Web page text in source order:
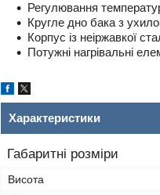
Регулювання
Кругле дно бака з
Корпус із неіржавкої
Потужні нагрівальні
Характеристики
Габаритні розміри
Висота